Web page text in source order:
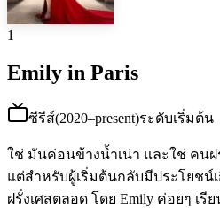
1
Emily in Paris
ซีรีส์(2020–present)ระดับเริ่มต้น
ใช่ มันค่อนข้างน้ำเน่า และใช่ คนฝ
แต่สำหรับผู้เริ่มต้นกลับมีประโยชน์
ฝรั่งเศสตลอด โดย Emily ค่อยๆ เรี